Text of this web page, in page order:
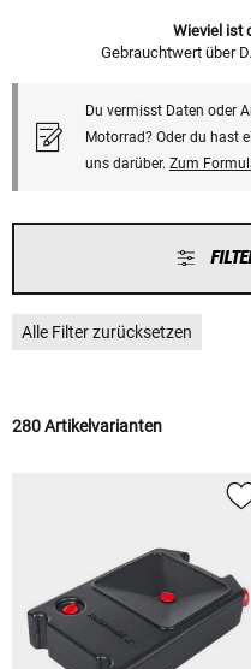
Wieviel ist
Gebrauchtwert über
Du vermisst Daten oder
Motorrad? Oder du hast
uns darüber. Zum
Alle Filter zurücksetzen
280 Artikelvarianten